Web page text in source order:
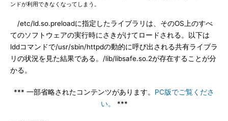
ンドが利用できなくなってしまう。
/etc/ld.so.preloadに指定したライブラリは、そのOS上のすべ
てのソフトウェアの実行時にさきがけてロードされる。以下は
lddコマンドで/usr/sbin/httpdの動的に呼び出される共有ライブラ
リの状況を見た結果である。/lib/libsafe.so.2が存在することが分
かる。
*** 一部省略されたコンテンツがあります。 PC版でご覧くださ
い。
***